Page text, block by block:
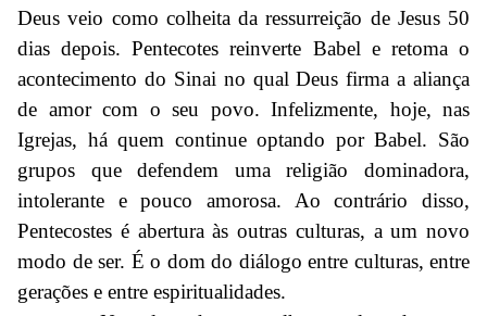
Deus veio como colheita da ressurreição de Jesus 50
dias depois. Pentecotes reinverte Babel e retoma o
acontecimento do Sinai no qual Deus firma a aliança
de amor com o seu povo. Infelizmente, hoje, nas
Igrejas, há quem continue optando por Babel. São
grupos que defendem uma religião dominadora,
intolerante e pouco amorosa. Ao contrário disso,
Pentecostes é abertura às outras culturas, a um novo
modo de ser. É o dom do diálogo entre culturas, entre
gerações e entre espiritualidades.